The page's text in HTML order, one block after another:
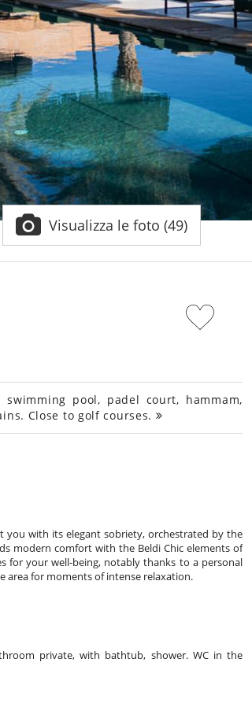
Visualizza le foto (49)
pool, padel court, hammam,
Close to golf courses.
you with its elegant sobriety, orchestrated by the
modern comfort with the Beldi Chic elements of
for your well-being, notably thanks to a personal
area for moments of intense relaxation.
private, with bathtub, shower. WC in the